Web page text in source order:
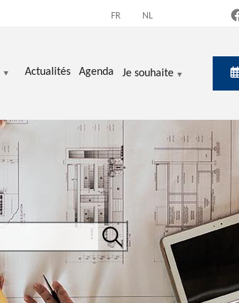
FR NL
Actualités Agenda Je souhaite
Rechercher